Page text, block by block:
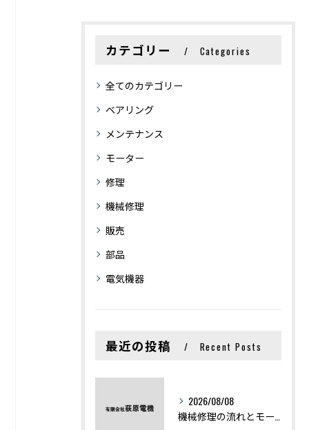
カテゴリー Categories
全てのカテゴリー
ベアリング
メンテナンス
モーター
修理
機械修理
販売
部品
電気機器
最近の投稿 Recent Posts
2026/08/08